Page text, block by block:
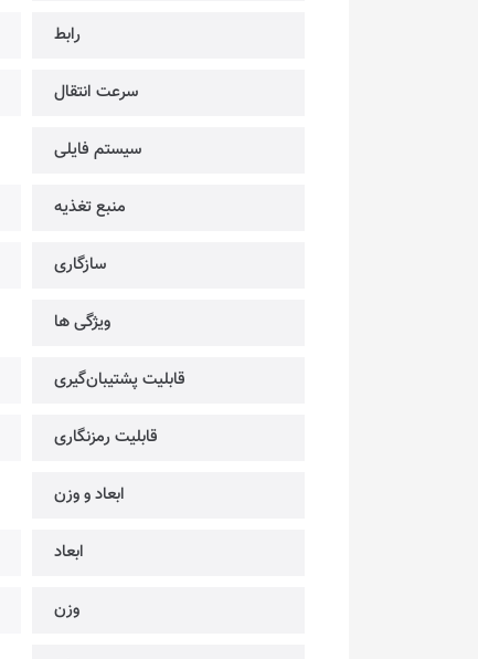
رابط
سرعت انتقال
سیستم فایلی
منبع تغذیه
سازگاری
ویژگی ها
قابلیت پشتیبان‌گیری
قابلیت رمزنگاری
ابعاد و وزن
ابعاد
وزن